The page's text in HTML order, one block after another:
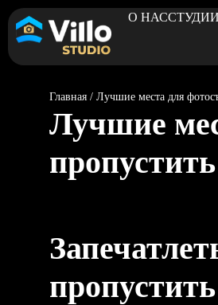
О НАС
Главная / Лучшие места для
Лучшие
пропустить
пропустить